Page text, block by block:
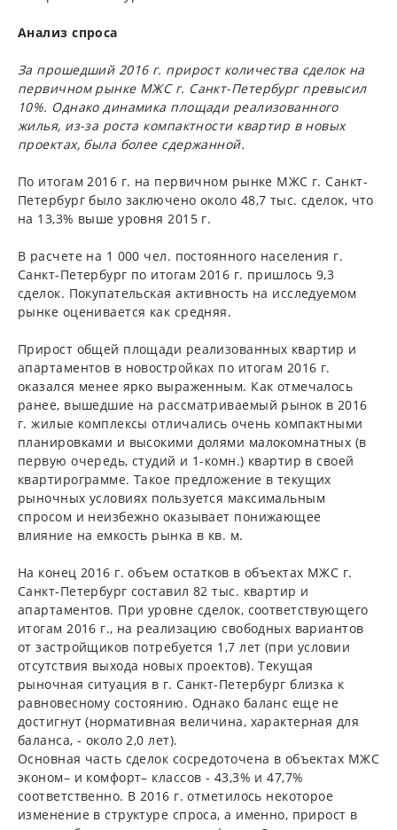
Анализ спроса
За прошедший 2016 г. прирост количества сделок на
первичном рынке МЖС г. Санкт-Петербург превысил
10%. Однако динамика площади реализованного
жилья, из-за роста компактности квартир в новых
проектах, была более сдержанной.
По итогам 2016 г. на первичном рынке МЖС г. Санкт-
Петербург было заключено около 48,7 тыс. сделок, что
на 13,3% выше уровня 2015 г.
В расчете на 1 000 чел. постоянного населения г.
Санкт-Петербург по итогам 2016 г. пришлось 9,3
сделок. Покупательская активность на исследуемом
рынке оценивается как средняя.
Прирост общей площади реализованных квартир и
апартаментов в новостройках по итогам 2016 г.
оказался менее ярко выраженным. Как отмечалось
ранее, вышедшие на рассматриваемый рынок в 2016
г. жилые комплексы отличались очень компактными
планировками и высокими долями малокомнатных (в
первую очередь, студий и 1-комн.) квартир в своей
квартирограмме. Такое предложение в текущих
рыночных условиях пользуется максимальным
спросом и неизбежно оказывает понижающее
влияние на емкость рынка в кв. м.
На конец 2016 г. объем остатков в объектах МЖС г.
Санкт-Петербург составил 82 тыс. квартир и
апартаментов. При уровне сделок, соответствующего
итогам 2016 г., на реализацию свободных вариантов
от застройщиков потребуется 1,7 лет (при условии
отсутствия выхода новых проектов). Текущая
рыночная ситуация в г. Санкт-Петербург близка к
равновесному состоянию. Однако баланс еще не
достигнут (нормативная величина, характерная для
баланса, - около 2,0 лет).
Основная часть сделок сосредоточена в объектах МЖС
эконом– и комфорт– классов - 43,3% и 47,7%
соответственно. В 2016 г. отметилось некоторое
изменение в структуре спроса, а именно, прирост в